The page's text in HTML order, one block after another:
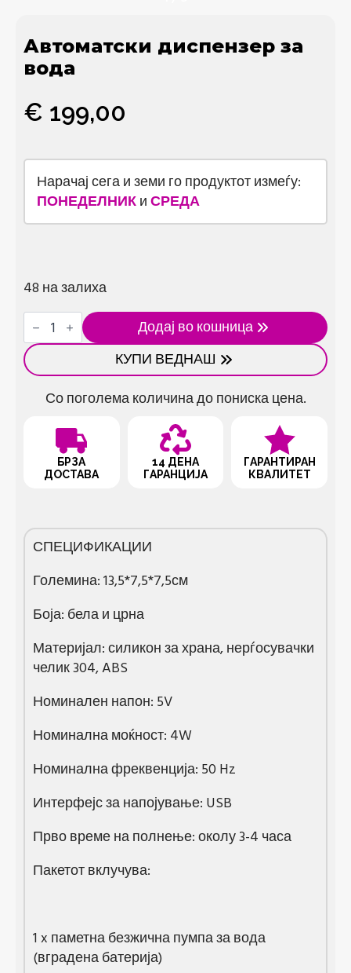
Автоматски диспензер за
вода
€ 199,00
Нарачај сега и земи го продуктот измеѓу:
ПОНЕДЕЛНИК и СРЕДА
48 на залиха
Автоматски
диспензер
за
вода
количина
Додај во кошница
КУПИ ВЕДНАШ
Со поголема количина до пониска цена.
БРЗА
ДОСТАВА
14 ДЕНА
ГАРАНЦИЈА
ГАРАНТИРАН
КВАЛИТЕТ
СПЕЦИФИКАЦИИ
Големина: 13,5*7,5*7,5см
Боја: бела и црна
Материјал: силикон за храна, нерѓосувачки
челик 304, ABS
Номинален напон: 5V
Номинална моќност: 4W
Номинална фреквенција: 50 Hz
Интерфејс за напојување: USB
Прво време на полнење: околу 3-4 часа
Пакетот вклучува:
1 x паметна безжична пумпа за вода
(вградена батерија)